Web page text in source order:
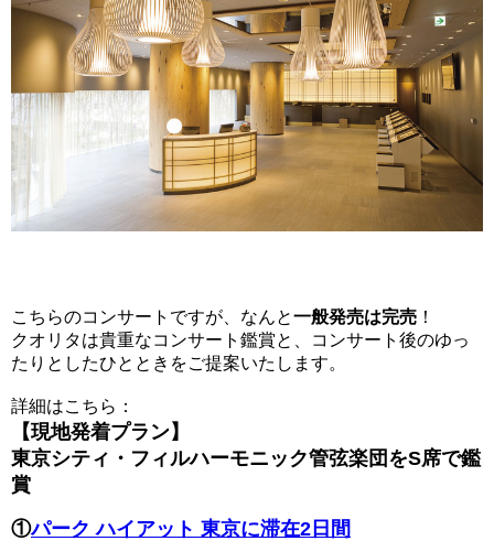
こちらのコンサートですが、なんと一般発売は完売 ！
クオリタは貴重なコンサート鑑賞と、コンサート後のゆっ
たりとしたひとときをご提案いたします。
詳細はこちら：
【現地発着プラン】
東京シティ・フィルハーモニック管弦楽団をS席で鑑
賞
①パーク ハイアット 東京に滞在2日間